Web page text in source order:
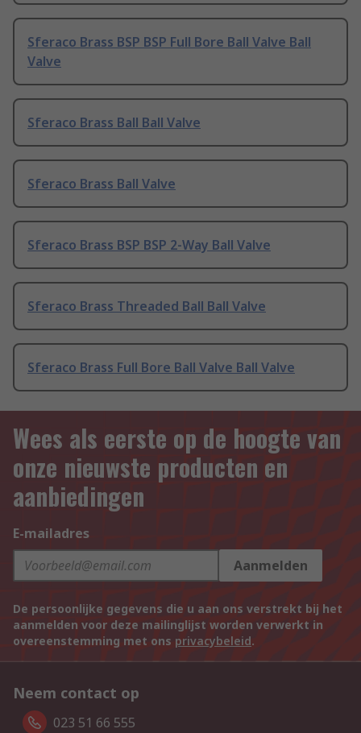
Sferaco Brass BSP BSP Full Bore Ball Valve Ball
Valve
Sferaco Brass Ball Ball Valve
Sferaco Brass Ball Valve
Sferaco Brass BSP BSP 2-Way Ball Valve
Sferaco Brass Threaded Ball Ball Valve
Sferaco Brass Full Bore Ball Valve Ball Valve
Wees als eerste op de hoogte van
onze nieuwste producten en
aanbiedingen
E-mailadres
Aanmelden
De persoonlijke gegevens die u aan ons verstrekt bij het
aanmelden voor deze mailinglijst worden verwerkt in
overeenstemming met ons privacybeleid.
Neem contact op
023 51 66 555